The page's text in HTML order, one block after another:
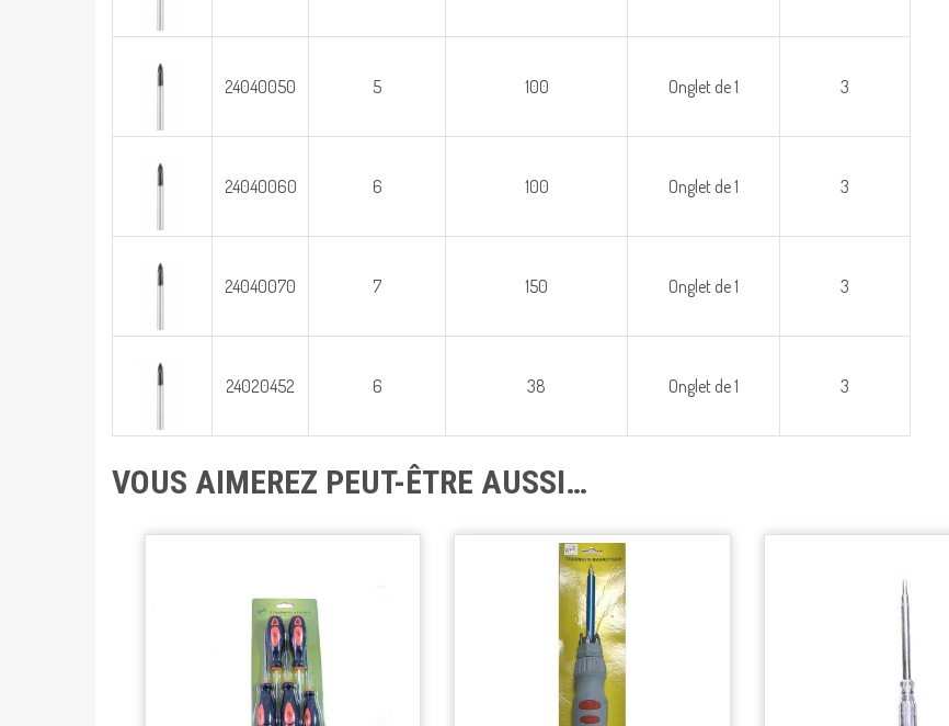
24040050 5 100 Onglet de 1 3
24040060 6 100 Onglet de 1 3
24040070 7 150 Onglet de 1 3
24020452 6 38 Onglet de 1 3
VOUS AIMEREZ PEUT-ÊTRE AUSSI…